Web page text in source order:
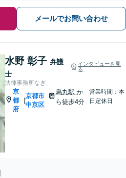
メールでお問い合わせ
水野 彰子 弁護
士
インタビューを見
る
法律事務所なぎ
京
都
府
京都市
中京区
烏丸駅 か
ら徒歩4分
営業時間：本
日定休日